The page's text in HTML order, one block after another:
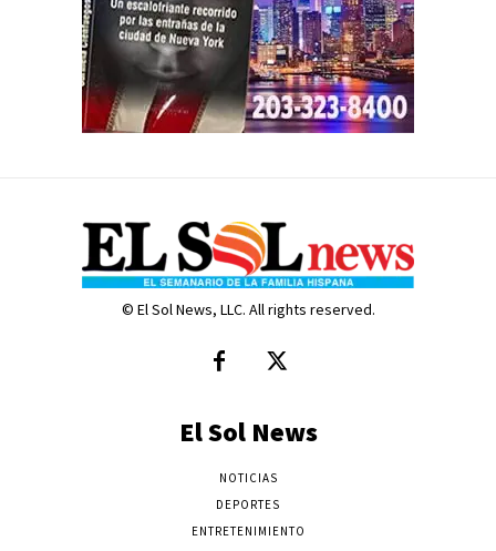
© El Sol News, LLC. All rights reserved.
El Sol News
NOTICIAS
DEPORTES
ENTRETENIMIENTO